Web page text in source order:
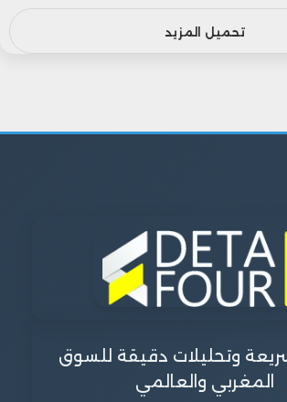
تحميل المزيد
وتحليلات دقيقة للسوق
المغربي والعالمي